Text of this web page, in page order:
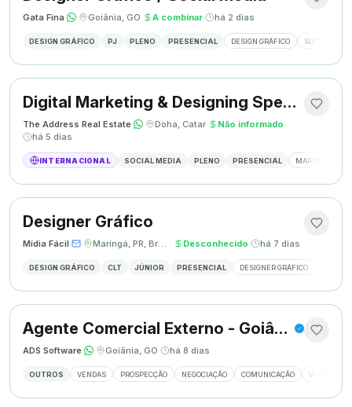
Gata Fina· · Goiânia, GO· A combinar· há 2 dias
DESIGN GRÁFICO PJ PLENO PRESENCIAL DESIGN GRÁFICO SOCIAL
Digital Marketing & Designing Specialist
The Address Real Estate· · Doha, Catar· Não informado·
há 5 dias
INTERNACIONAL SOCIAL MEDIA PLENO PRESENCIAL MARKETING
Designer Gráfico
Mídia Fácil· · Maringá, PR, Brasil · Desconhecido· há 7 dias
DESIGN GRÁFICO CLT JÚNIOR PRESENCIAL DESIGNER GRÁFICO
Agente Comercial Externo - Goiânia
ADS Software· · Goiânia, GO· há 8 dias
OUTROS VENDAS PROSPECÇÃO NEGOCIAÇÃO COMUNICAÇÃO VISITAS